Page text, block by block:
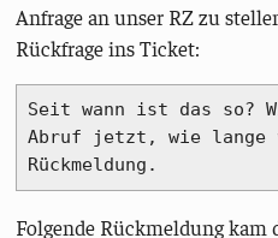
Anfrage an unser RZ zu
Rückfrage ins Ticket:
Seit wann ist das so?
Abruf jetzt, wie lange
Rückmeldung.
Folgende Rückmeldung kam